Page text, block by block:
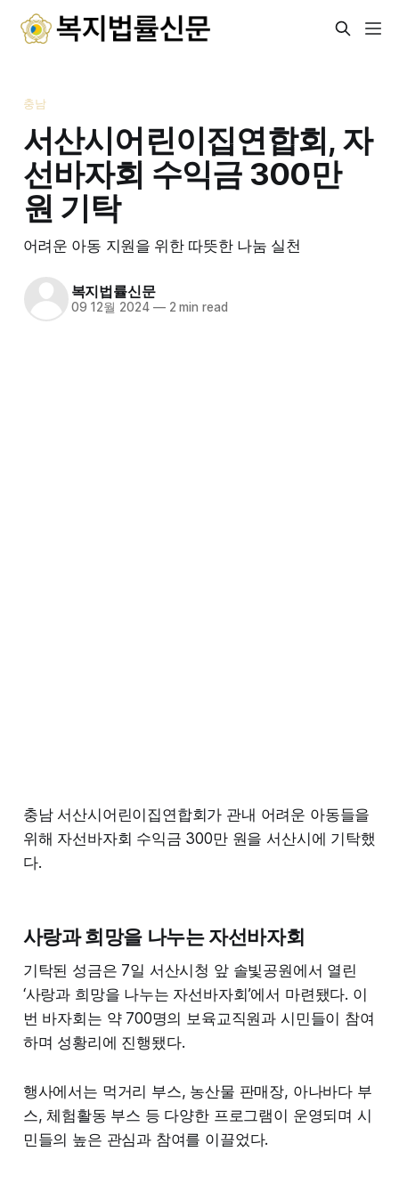
충남
서산시어린이집연합회, 자
선바자회 수익금 300만
원 기탁
어려운 아동 지원을 위한 따뜻한 나눔 실천
복지법률신문
09 12월 2024 —2 min read
충남 서산시어린이집연합회가 관내 어려운 아동들을
위해 자선바자회 수익금 300만 원을 서산시에 기탁했
다.
사랑과 희망을 나누는 자선바자회
기탁된 성금은 7일 서산시청 앞 솔빛공원에서 열린
‘사랑과 희망을 나누는 자선바자회’에서 마련됐다. 이
번 바자회는 약 700명의 보육교직원과 시민들이 참여
하며 성황리에 진행됐다.
행사에서는 먹거리 부스, 농산물 판매장, 아나바다 부
스, 체험활동 부스 등 다양한 프로그램이 운영되며 시
민들의 높은 관심과 참여를 이끌었다.